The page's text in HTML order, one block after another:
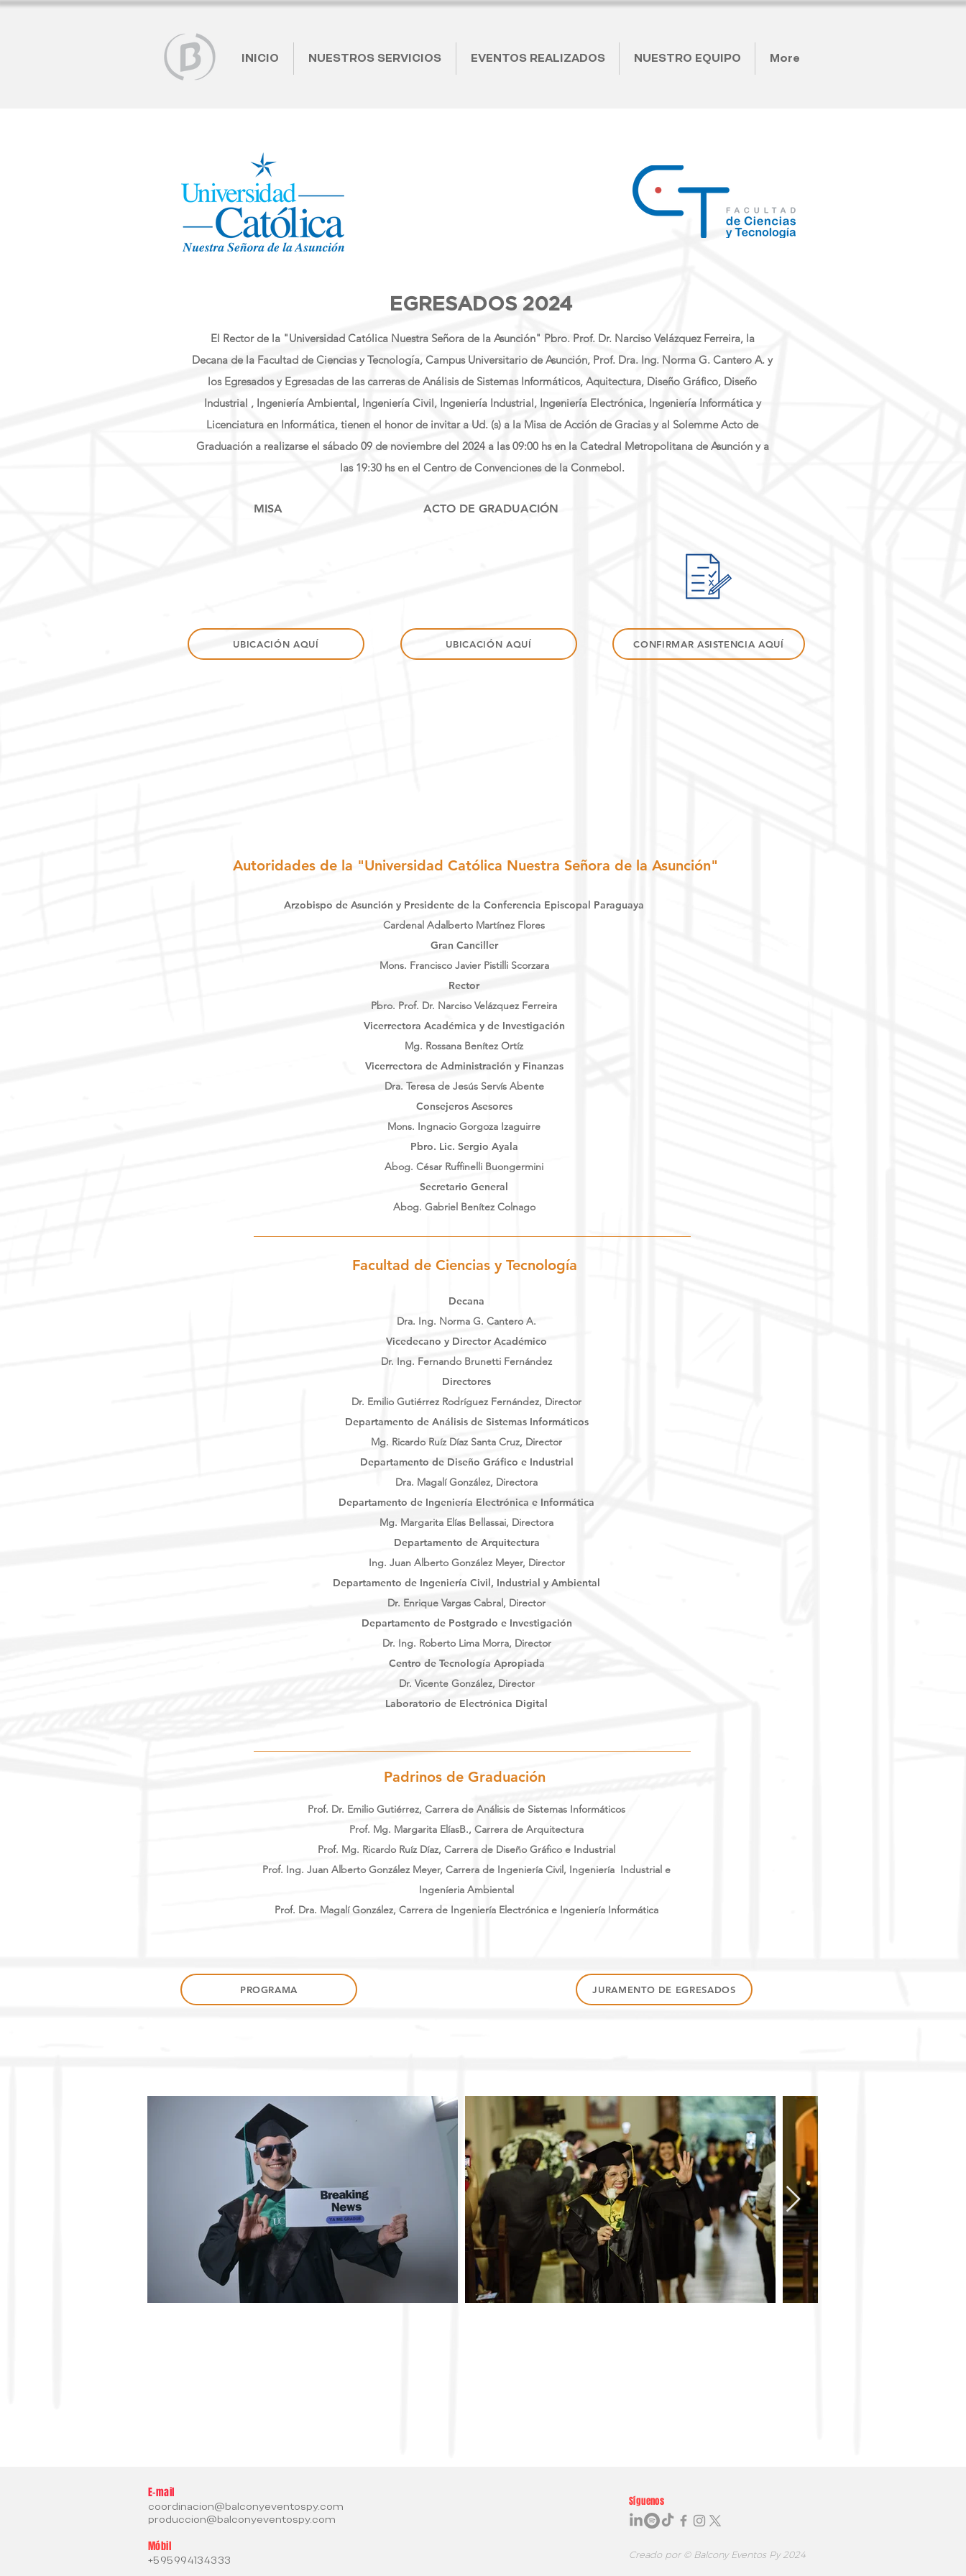
INICIO NUESTROS SERVICIOS EVENTOS REALIZADOS NUESTRO EQUIPO More
EGRESADOS 2024
El Rector de la "Universidad Católica Nuestra Señora de la Asunción" Pbro. Prof. Dr. Narciso Velázquez Ferreira, la
Decana de la Facultad de Ciencias y Tecnología, Campus Universitario de Asunción, Prof. Dra. Ing. Norma G. Cantero A. y
los Egresados y Egresadas de las carreras de Análisis de Sistemas Informáticos, Aquitectura, Diseño Gráfico, Diseño
Industrial , Ingeniería Ambiental, Ingeniería Civil, Ingeniería Industrial, Ingeniería Electrónica, Ingeniería Informática y
Licenciatura en Informática, tienen el honor de invitar a Ud. (s) a la Misa de Acción de Gracias y al Solemme Acto de
Graduación a realizarse el sábado 09 de noviembre del 2024 a las 09:00 hs en la Catedral Metropolitana de Asunción y a
las 19:30 hs en el Centro de Convenciones de la Conmebol.
MISA
UBICACIÓN AQUÍ
ACTO DE GRADUACIÓN
UBICACIÓN AQUÍ CONFIRMAR ASISTENCIA AQUÍ
Autoridades de la "Universidad Católica Nuestra Señora de la Asunción"
Arzobispo de Asunción y Presidente de la Conferencia Episcopal Paraguaya
Cardenal Adalberto Martínez Flores
Gran Canciller
Mons. Francisco Javier Pistilli Scorzara
Rector
Pbro. Prof. Dr. Narciso Velázquez Ferreira
Vicerrectora Académica y de Investigación
Mg. Rossana Benítez Ortíz
Vicerrectora de Administración y Finanzas
Dra. Teresa de Jesús Servís Abente
Consejeros Asesores
Mons. Ingnacio Gorgoza Izaguirre
Pbro. Lic. Sergio Ayala
Abog. César Ruffinelli Buongermini
Secretario General
Abog. Gabriel Benítez Colnago
Facultad de Ciencias y Tecnología
Decana
Dra. Ing. Norma G. Cantero A.
Vicedecano y Director Académico
Dr. Ing. Fernando Brunetti Fernández
Directores
Dr. Emilio Gutiérrez Rodríguez Fernández, Director
Departamento de Análisis de Sistemas Informáticos
Mg. Ricardo Ruíz Díaz Santa Cruz, Director
Departamento de Diseño Gráfico e Industrial
Dra. Magalí González, Directora
Departamento de Ingeniería Electrónica e Informática
Mg. Margarita Elías Bellassai, Directora
Departamento de Arquitectura
Ing. Juan Alberto González Meyer, Director
Departamento de Ingeniería Civil, Industrial y Ambiental
Dr. Enrique Vargas Cabral, Director
Departamento de Postgrado e Investigación
Dr. Ing. Roberto Lima Morra, Director
Centro de Tecnología Apropiada
Dr. Vicente González, Director
Laboratorio de Electrónica Digital
Padrinos de Graduación
Prof. Dr. Emilio Gutiérrez, Carrera de Análisis de Sistemas Informáticos
Prof. Mg. Margarita ElíasB., Carrera de Arquitectura
Prof. Mg. Ricardo Ruíz Díaz, Carrera de Diseño Gráfico e Industrial
Prof. Ing. Juan Alberto González Meyer, Carrera de Ingeniería Civil, Ingeniería Industrial e
Ingeníeria Ambiental
Prof. Dra. Magalí González, Carrera de Ingeniería Electrónica e Ingeniería Informática
PROGRAMA JURAMENTO DE EGRESADOS
E-mail
coordinacion@balconyeventospy.com
produccion@balconyeventospy.com
Móbil
+595994134333
Síguenos
Creado por © Balcony Eventos Py 2024